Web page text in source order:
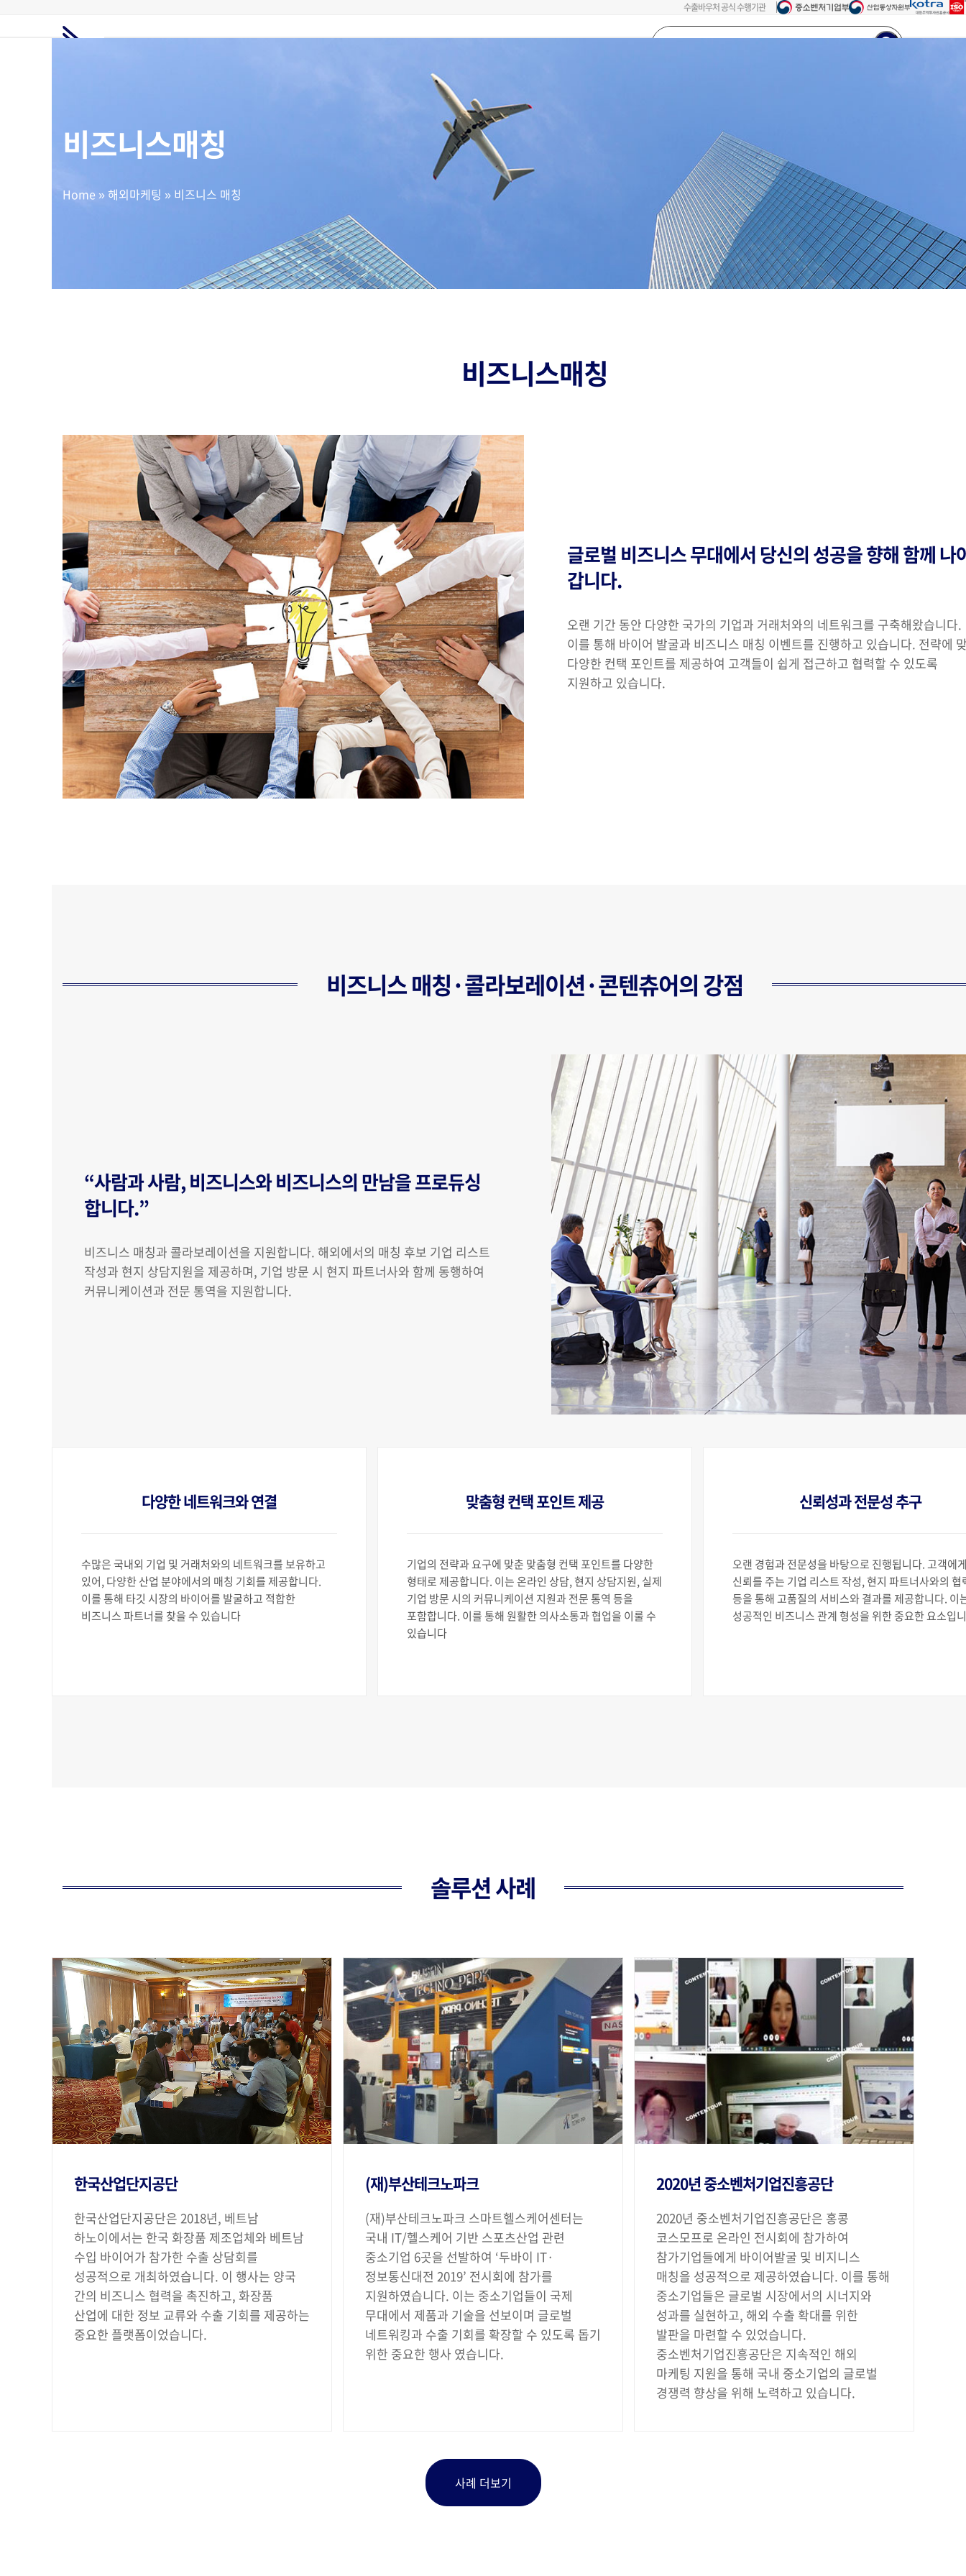
수출바우처 공식 수행기관
검색어를
비즈니스매칭
Home» 해외마케팅 » 비즈니스 매칭
비즈니스매칭
글로벌 비즈니스 무대에서 당신의 성공을 향해 함께 나
갑니다.
오랜 기간 동안 다양한 국가의 기업과 거래처와의 네트워크를 구축해왔습니다.
이를 통해 바이어 발굴과 비즈니스 매칭 이벤트를 진행하고 있습니다. 전략에
다양한 컨택 포인트를 제공하여 고객들이 쉽게 접근하고 협력할 수 있도록
지원하고 있습니다.
비즈니스 매칭·콜라보레이션·콘텐츄어의 강점
“사람과 사람, 비즈니스와 비즈니스의 만남을 프로듀싱
합니다.”
비즈니스 매칭과 콜라보레이션을 지원합니다. 해외에서의 매칭 후보 기업 리스트
작성과 현지 상담지원을 제공하며, 기업 방문 시 현지 파트너사와 함께 동행하여
커뮤니케이션과 전문 통역을 지원합니다.
다양한 네트워크와 연결
수많은 국내외 기업 및 거래처와의 네트워크를 보유하고
있어, 다양한 산업 분야에서의 매칭 기회를 제공합니다.
이를 통해 타깃 시장의 바이어를 발굴하고 적합한
비즈니스 파트너를 찾을 수 있습니다
맞춤형 컨택 포인트 제공
기업의 전략과 요구에 맞춘 맞춤형 컨택 포인트를 다양한
형태로 제공합니다. 이는 온라인 상담, 현지 상담지원, 실제
기업 방문 시의 커뮤니케이션 지원과 전문 통역 등을
포함합니다. 이를 통해 원활한 의사소통과 협업을 이룰 수
있습니다
신뢰성과 전문성 추구
오랜 경험과 전문성을 바탕으로 진행됩니다. 고객에
신뢰를 주는 기업 리스트 작성, 현지 파트너사와의 협
등을 통해 고품질의 서비스와 결과를 제공합니다. 이
성공적인 비즈니스 관계 형성을 위한 중요한 요소입
솔루션 사례
한국산업단지공단
한국산업단지공단은 2018년, 베트남
하노이에서는 한국 화장품 제조업체와 베트남
수입 바이어가 참가한 수출 상담회를
성공적으로 개최하였습니다. 이 행사는 양국
간의 비즈니스 협력을 촉진하고, 화장품
산업에 대한 정보 교류와 수출 기회를 제공하는
중요한 플랫폼이었습니다.
(재)부산테크노파크
(재)부산테크노파크 스마트헬스케어센터는
국내 IT/헬스케어 기반 스포츠산업 관련
중소기업 6곳을 선발하여 ‘두바이 IT·
정보통신대전 2019’ 전시회에 참가를
지원하였습니다. 이는 중소기업들이 국제
무대에서 제품과 기술을 선보이며 글로벌
네트워킹과 수출 기회를 확장할 수 있도록 돕기
위한 중요한 행사 였습니다.
2020년 중소벤처기업진흥공단
2020년 중소벤처기업진흥공단은 홍콩
코스모프로 온라인 전시회에 참가하여
참가기업들에게 바이어발굴 및 비지니스
매칭을 성공적으로 제공하였습니다. 이를 통해
중소기업들은 글로벌 시장에서의 시너지와
성과를 실현하고, 해외 수출 확대를 위한
발판을 마련할 수 있었습니다.
중소벤처기업진흥공단은 지속적인 해외
마케팅 지원을 통해 국내 중소기업의 글로벌
경쟁력 향상을 위해 노력하고 있습니다.
사례 더보기